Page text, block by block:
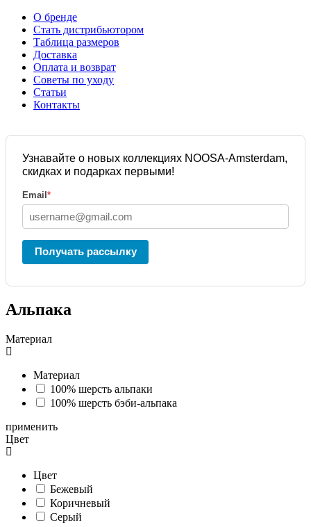
О бренде
Стать дистрибьютором
Таблица размеров
Доставка
Оплата и возврат
Советы по уходу
Статьи
Контакты
Узнавайте о новых коллекциях NOOSA-Amsterdam,
скидках и подарках первыми!
Email *
Получать рассылку
Альпака
Материал
Материал
100% шерсть альпаки
100% шерсть бэби-альпака
применить
Цвет
Цвет
Бежевый
Коричневый
Серый